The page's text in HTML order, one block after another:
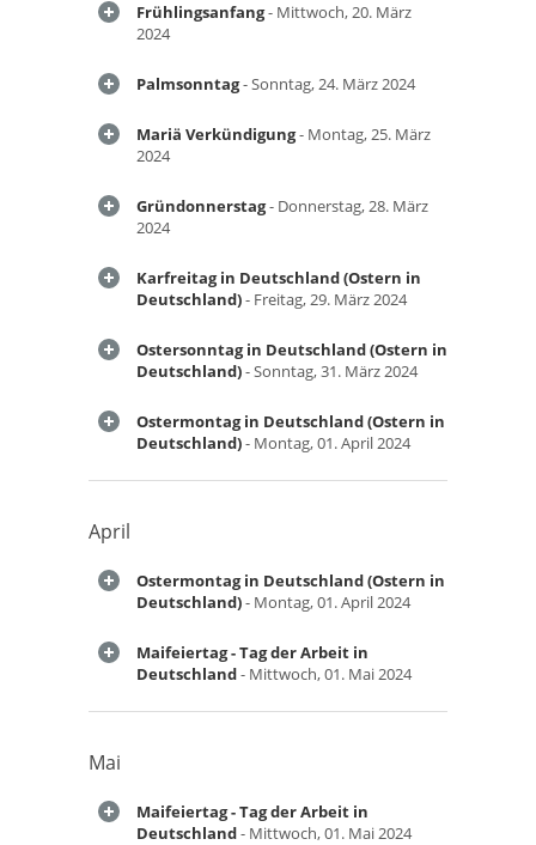
Frühlingsanfang- Mittwoch, 20. März
2024
Palmsonntag- Sonntag, 24. März 2024
Mariä Verkündigung- Montag, 25. März
2024
Gründonnerstag- Donnerstag, 28. März
2024
Karfreitag in Deutschland (Ostern in
Deutschland)- Freitag, 29. März 2024
Ostersonntag in Deutschland (Ostern in
Deutschland)- Sonntag, 31. März 2024
Ostermontag in Deutschland (Ostern in
Deutschland)- Montag, 01. April 2024
April
Ostermontag in Deutschland (Ostern in
Deutschland)- Montag, 01. April 2024
Maifeiertag - Tag der Arbeit in
Deutschland- Mittwoch, 01. Mai 2024
Mai
Maifeiertag - Tag der Arbeit in
Deutschland- Mittwoch, 01. Mai 2024